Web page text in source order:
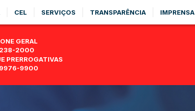
CEL SERVIÇOS TRANSPARÊNCIA IMPRENSA
GERAL
2000
PRERROGATIVAS
9900